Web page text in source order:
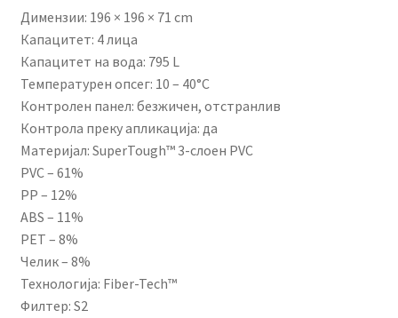
Димензии: 196 × 196 × 71 cm
Капацитет: 4 лица
Капацитет на вода: 795 L
Температурен опсег: 10 – 40°C
Контролен панел: безжичен, отстранлив
Контрола преку апликација: да
Материјал: SuperTough™ 3-слоен PVC
PVC – 61%
PP – 12%
ABS – 11%
PET – 8%
Челик – 8%
Технологија: Fiber-Tech™
Филтер: S2